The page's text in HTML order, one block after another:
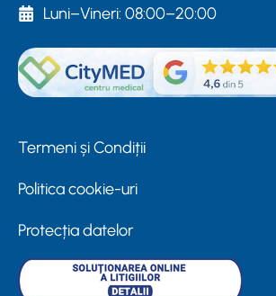
Luni–Vineri: 08:00–20:00
Termeni și Condiții
Politica cookie-uri
Protecția datelor